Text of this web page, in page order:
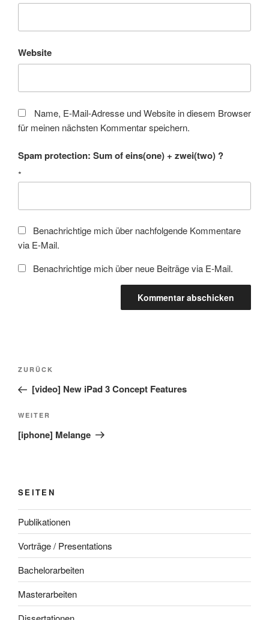
Website
Name, E-Mail-Adresse und Website in diesem Browser
für meinen nächsten Kommentar speichern.
Spam protection: Sum of eins(one) + zwei(two) ?
*
Benachrichtige mich über nachfolgende Kommentare
via E-Mail.
Benachrichtige mich über neue Beiträge via E-Mail.
Beitragsnavigation
Vorheriger
Beitrag
ZURÜCK
[video] New iPad 3 Concept Features
Nächster
Beitrag
WEITER
[iphone] Melange
SEITEN
Publikationen
Vorträge / Presentations
Bachelorarbeiten
Masterarbeiten